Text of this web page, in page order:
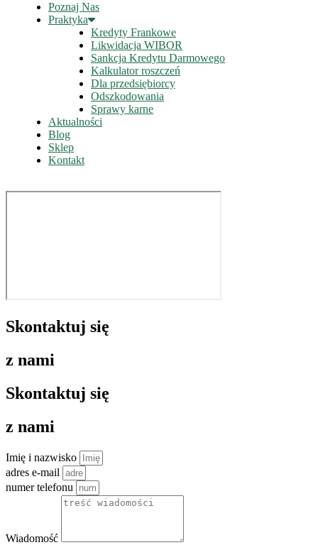
Poznaj Nas
Praktyka
Kredyty Frankowe
Likwidacja WIBOR
Sankcja Kredytu Darmowego
Kalkulator roszczeń
Dla przedsiębiorcy
Odszkodowania
Sprawy karne
Aktualności
Blog
Sklep
Kontakt
Skontaktuj się
z nami
Skontaktuj się
z nami
Imię i nazwisko
adres e-mail
numer telefonu
Wiadomość